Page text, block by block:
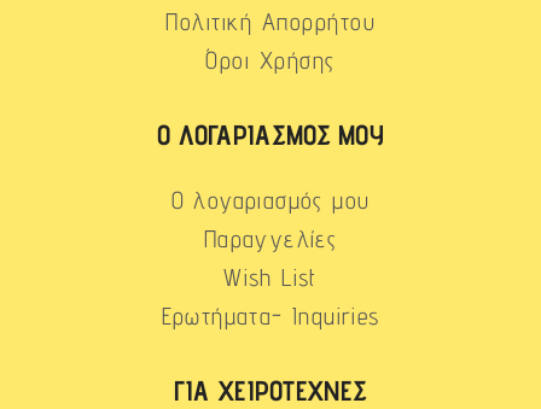
Πολιτική Απορρήτου
Όροι Χρήσης
Ο ΛΟΓΑΡΙΑΣΜΌΣ ΜΟΥ
Ο λογαριασμός μου
Παραγγελίες
Wish List
Ερωτήματα- Inquiries
ΓΙΑ ΧΕΙΡΟΤΈΧΝΕΣ